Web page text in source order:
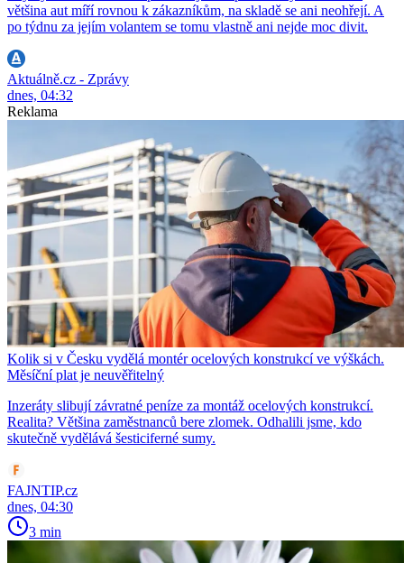
většina aut míří rovnou k zákazníkům, na skladě se ani neohřejí. A
po týdnu za jejím volantem se tomu vlastně ani nejde moc divit.
Aktuálně.cz - Zprávy
dnes, 04:32
Reklama
Kolik si v Česku vydělá montér ocelových konstrukcí ve výškách.
Měsíční plat je neuvěřitelný
Inzeráty slibují závratné peníze za montáž ocelových konstrukcí.
Realita? Většina zaměstnanců bere zlomek. Odhalili jsme, kdo
skutečně vydělává šesticiferné sumy.
FAJNTIP.cz
dnes, 04:30
3 min